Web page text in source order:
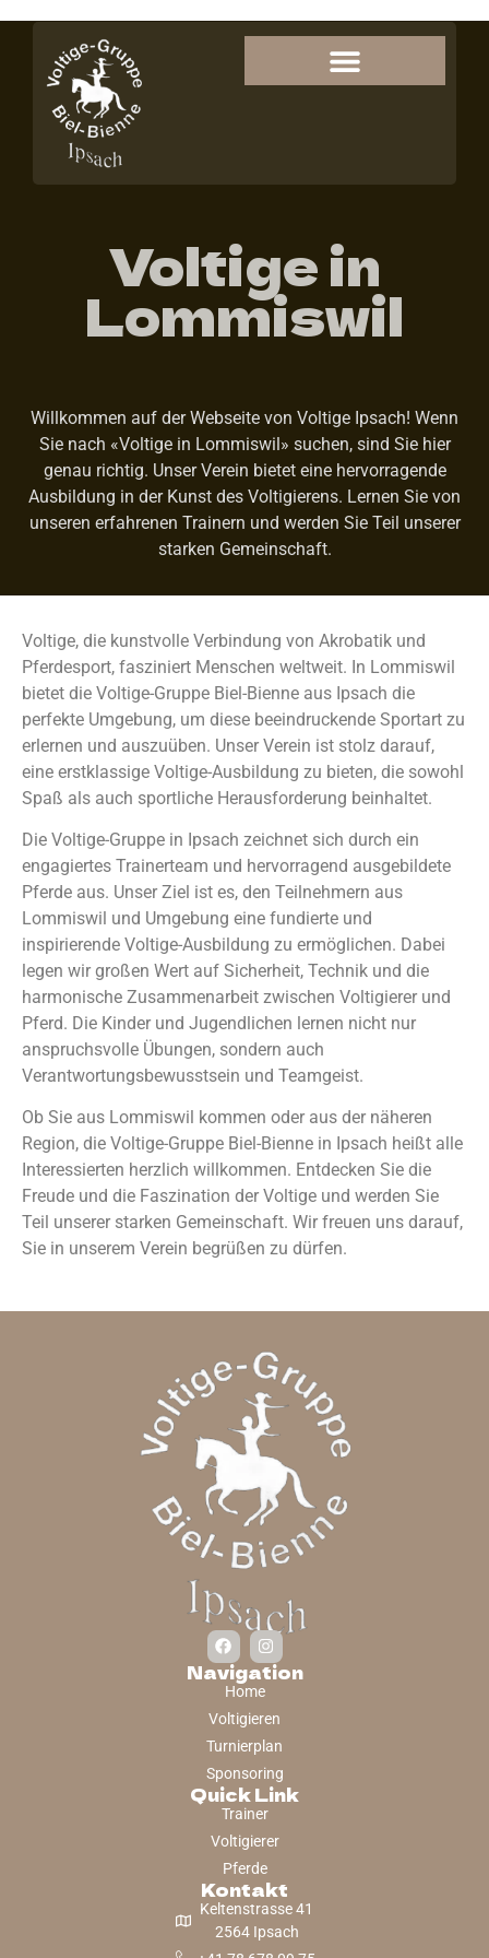
Voltige in
Lommiswil
Willkommen auf der Webseite von Voltige Ipsach! Wenn
Sie nach «Voltige in Lommiswil» suchen, sind Sie hier
genau richtig. Unser Verein bietet eine hervorragende
Ausbildung in der Kunst des Voltigierens. Lernen Sie von
unseren erfahrenen Trainern und werden Sie Teil unserer
starken Gemeinschaft.
Voltige, die kunstvolle Verbindung von Akrobatik und
Pferdesport, fasziniert Menschen weltweit. In Lommiswil
bietet die Voltige-Gruppe Biel-Bienne aus Ipsach die
perfekte Umgebung, um diese beeindruckende Sportart zu
erlernen und auszuüben. Unser Verein ist stolz darauf,
eine erstklassige Voltige-Ausbildung zu bieten, die sowohl
Spaß als auch sportliche Herausforderung beinhaltet.
Die Voltige-Gruppe in Ipsach zeichnet sich durch ein
engagiertes Trainerteam und hervorragend ausgebildete
Pferde aus. Unser Ziel ist es, den Teilnehmern aus
Lommiswil und Umgebung eine fundierte und
inspirierende Voltige-Ausbildung zu ermöglichen. Dabei
legen wir großen Wert auf Sicherheit, Technik und die
harmonische Zusammenarbeit zwischen Voltigierer und
Pferd. Die Kinder und Jugendlichen lernen nicht nur
anspruchsvolle Übungen, sondern auch
Verantwortungsbewusstsein und Teamgeist.
Ob Sie aus Lommiswil kommen oder aus der näheren
Region, die Voltige-Gruppe Biel-Bienne in Ipsach heißt alle
Interessierten herzlich willkommen. Entdecken Sie die
Freude und die Faszination der Voltige und werden Sie
Teil unserer starken Gemeinschaft. Wir freuen uns darauf,
Sie in unserem Verein begrüßen zu dürfen.
Navigation
Home
Voltigieren
Turnierplan
Sponsoring
Quick Link
Trainer
Voltigierer
Pferde
Kontakt
Keltenstrasse 41
2564 Ipsach